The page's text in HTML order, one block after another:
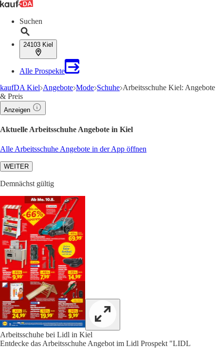
Suchen
24103 Kiel
Alle Prospekte
kaufDA Kiel Angebote Mode Schuhe Arbeitsschuhe Kiel: Angebote
& Preis
Anzeigen
Aktuelle Arbeitsschuhe Angebote in Kiel
Alle Arbeitsschuhe Angebote in der App öffnen
WEITER
Demnächst gültig
Arbeitsschuhe bei Lidl in Kiel
Entdecke das Arbeitsschuhe Angebot im Lidl Prospekt "LIDL